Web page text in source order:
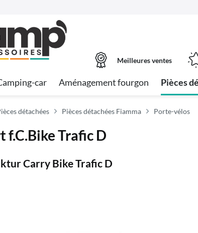
Meilleures ventes
car Aménagement fourgon Pièces
détachées Pièces détachées Fiamma Porte-vélos
f.C.Bike Trafic D
Carry Bike Trafic D